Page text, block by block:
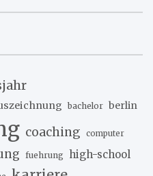
bachelor berlin
coaching computer
fuehrung high-school